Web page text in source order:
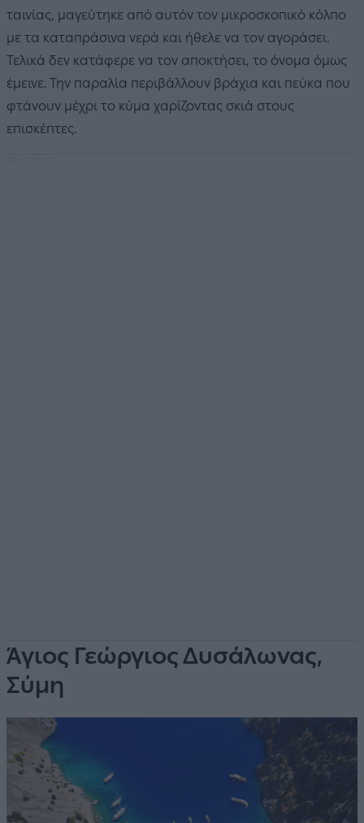
ταινίας, μαγεύτηκε από αυτόν τον μικροσκοπικό κόλπο
με τα καταπράσινα νερά και ήθελε να τον αγοράσει.
Τελικά δεν κατάφερε να τον αποκτήσει, το όνομα όμως
έμεινε. Την παραλία περιβάλλουν βράχια και πεύκα που
φτάνουν μέχρι το κύμα χαρίζοντας σκιά στους
επισκέπτες.
Άγιος Γεώργιος Δυσάλωνας,
Σύμη